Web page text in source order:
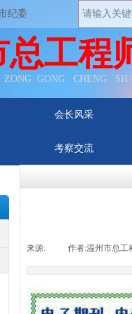
纪委
总工程
GONG CHENG
会长风采
考察交流
来源: 作者:温州市总工